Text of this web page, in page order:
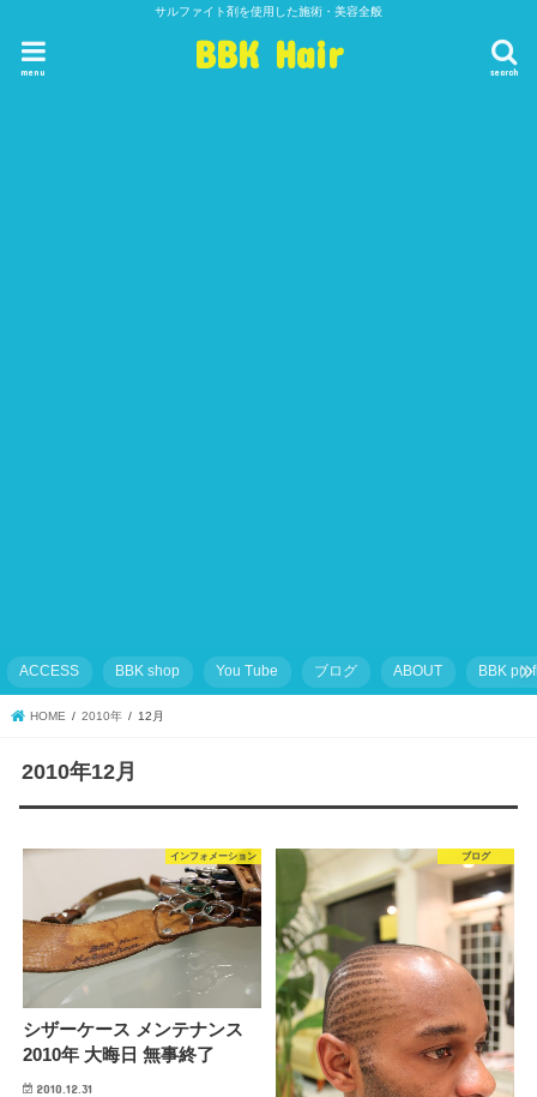
サルファイト剤を使用した施術・美容全般
BBK Hair search
menu
ACCESS BBK shop You Tube ブログ ABOUT BBK
HOME 2010年 12月
2010年12月
インフォメーション
シザーケース メンテナンス
2010年 大晦日 無事終了
2010.12.31
ブログ